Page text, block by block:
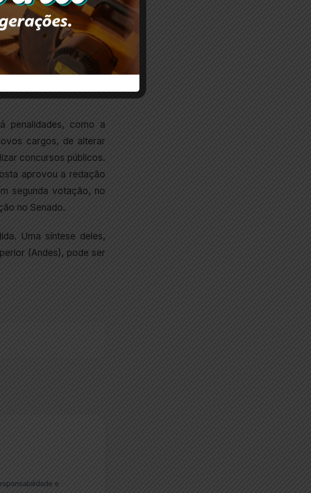
anos. Esse teto seria
pelo Índice Nacional
a cada ano, a Lei de
orçamentário dos
da União e da
penalidades, como a
cargos, de alterar
concursos públicos.
aprovou a redação
segunda votação, no
no Senado.
Uma síntese deles,
(Andes), pode ser
e